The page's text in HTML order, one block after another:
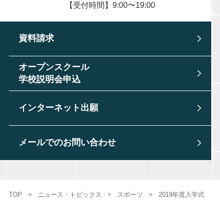
【受付時間】9:00〜19:00
資料請求
オープンスクール
学校説明会申込
インターネット出願
メールでのお問い合わせ
TOP > ニュース・トピックス > スポーツ > 2019年度入学式